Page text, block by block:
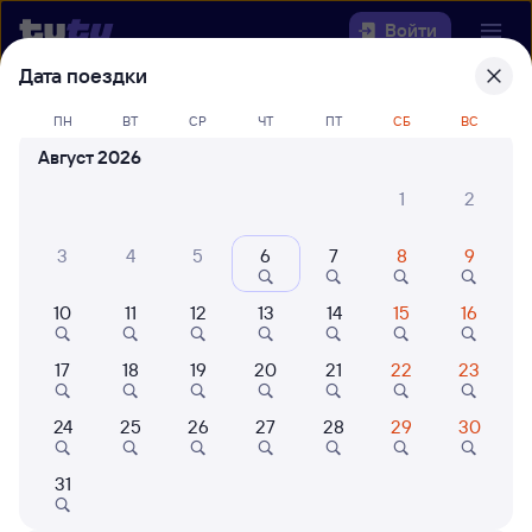
Войти
Выберите день, чтобы найтиж/д
билеты Приютово — Ангарск
42 млн путешествуют с
Когда
Кто едет
Дата поездки
ПН ВТ СР ЧТ ПТ СБ ВС
Август 2026
1
2
3 4 5 6 7 8 9
10 11 12 13 14 15 16
17 18 19 20 21 22 23
24 25 26 27 28 29 30
31